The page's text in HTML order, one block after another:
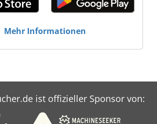
Nord GmbH Herrles
Mehr Informationen
ist offizieller Sponsor von: